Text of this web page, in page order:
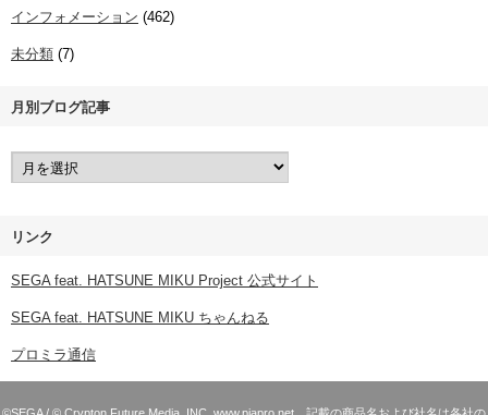
インフォメーション (462)
未分類 (7)
月別ブログ記事
リンク
SEGA feat. HATSUNE MIKU Project 公式サイト
SEGA feat. HATSUNE MIKU ちゃんねる
プロミラ通信